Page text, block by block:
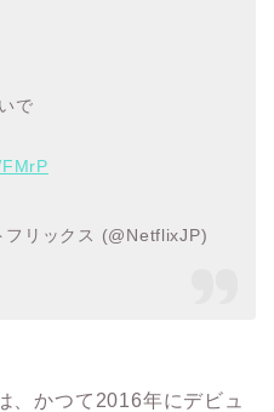
で
リックス (@NetflixJP)
、かつて2016年にデビュ